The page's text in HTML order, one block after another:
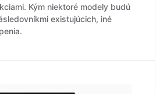
Kým niektoré modely budú
existujúcich, iné